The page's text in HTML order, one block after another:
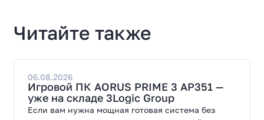
Читайте также
06.08.2026
Игровой ПК AORUS PRIME 3 AP351 —
уже на складе 3Logic Group
Если вам нужна мощная готовая система без